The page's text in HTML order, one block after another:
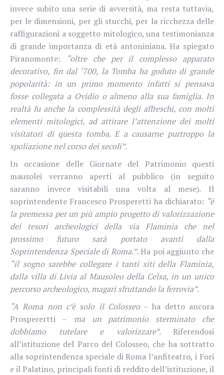
invece subito una serie di avversità, ma resta tuttavia,
per le dimensioni, per gli stucchi, per la ricchezza delle
raffigurazioni a soggetto mitologico, una testimonianza
di grande importanza di età antoniniana. Ha spiegato
Piranomonte:
“oltre che per il complesso apparato
decorativo, fin dal ‘700, la Tomba ha goduto di grande
popolarità: in un primo momento infatti si pensava
fosse collegata a Ovidio o almeno alla sua famiglia. In
realtà fu anche la complessità degli affreschi, con molti
elementi mitologici, ad attirare l’attenzione dei molti
visitatori di questa tomba. E a causarne purtroppo la
spoliazione nel corso dei secoli”.
In occasione delle Giornate del Patrimonio questi
mausolei verranno aperti al pubblico (in seguito
saranno invece visitabili una volta al mese). Il
soprintendente Francesco Prosperetti ha dichiarato: “è
la premessa per un più ampio progetto di valorizzazione
dei tesori archeologici della via Flaminia che nel
prossimo futuro sarà portato avanti dalla
Soprintendenza Speciale di Roma.”.Ha poi aggiunto che
“il sogno sarebbe collegare i tanti siti della Flaminia,
dalla villa di Livia al Mausoleo della Celsa, in un unico
percorso archeologico, magari sfruttando la ferrovia”.
“A Roma non c’è solo il Colosseo– ha detto ancora
Prosperertti – ma un patrimonio sterminato che
dobbiamo tutelare e valorizzare”. Riferendosi
all’istituzione del Parco del Colosseo, che ha sottratto
alla soprintendenza speciale di Roma l’anfiteatro, i Fori
e il Palatino, principali fonti di reddito dell’istituzione, il